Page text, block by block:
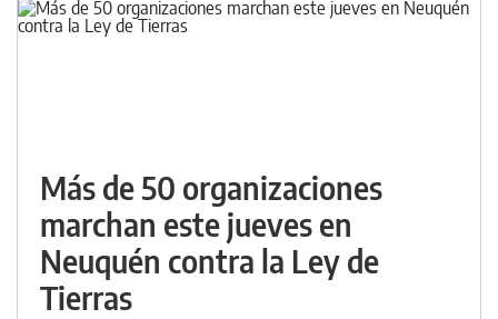
Más de 50 organizaciones
marchan este jueves en
Neuquén contra la Ley de
Tierras